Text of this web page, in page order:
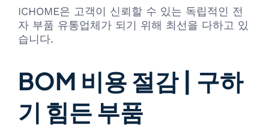
ICHOME은 고객이 신뢰할 수 있는 독립적인 전
자 부품 유통업체가 되기 위해 최선을 다하고 있
습니다.
BOM 비용 절감 | 구하
기 힘든 부품